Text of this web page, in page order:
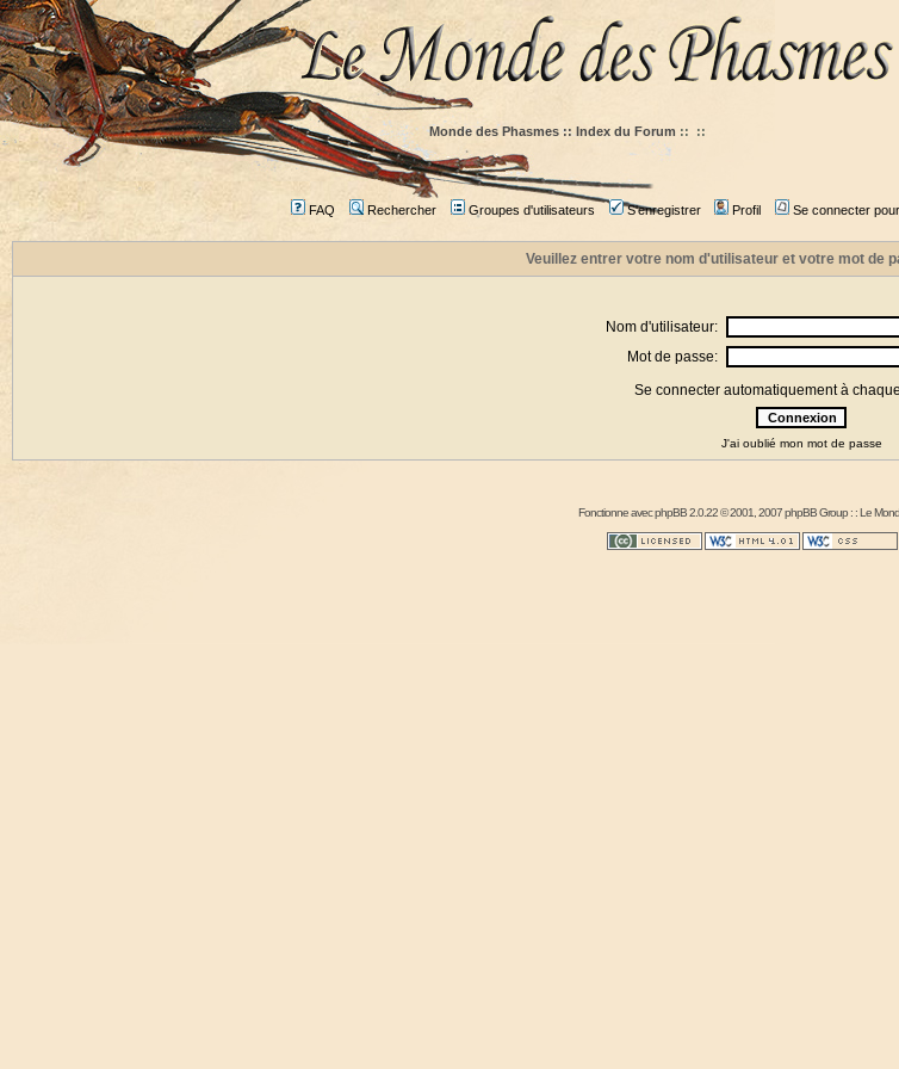
Monde des Phasmes :: Index du Forum :: ::
FAQ Rechercher Groupes d'utilisateurs S'enregistrer Profil Se connecter
Veuillez entrer votre nom d'utilisateur et votre mot de
Nom d'utilisateur:
Mot de passe:
Se connecter automatiquement à
J'ai oublié mon mot de passe
Fonctionne avecphpBB2.0.22 © 2001, 2007 phpBB Group : :Le